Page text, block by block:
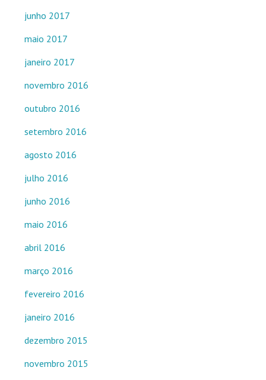
junho 2017
maio 2017
janeiro 2017
novembro 2016
outubro 2016
setembro 2016
agosto 2016
julho 2016
junho 2016
maio 2016
abril 2016
março 2016
fevereiro 2016
janeiro 2016
dezembro 2015
novembro 2015